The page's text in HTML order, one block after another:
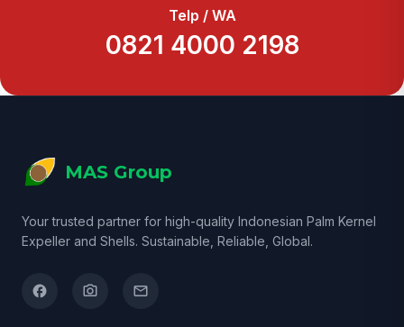
Telp / WA
0821 4000 2198
MAS Group
Your trusted partner for high-quality Indonesian Palm Kernel
Expeller and Shells. Sustainable, Reliable, Global.
facebook camera_alt email